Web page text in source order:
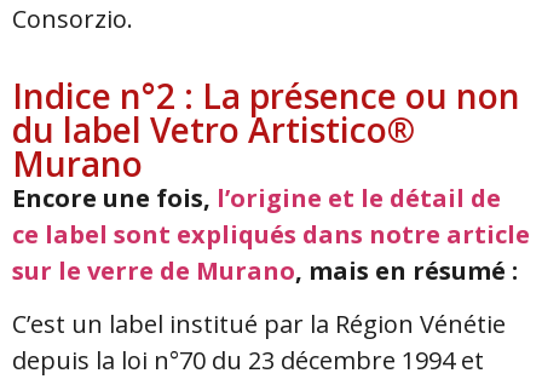
Consorzio.
Indice n°2 : La présence ou non
du label Vetro Artistico®
Murano
Encore une fois, l’origine et le détail de
ce label sont expliqués dans notre article
sur le verre de Murano, mais en résumé :
C’est un label institué par la Région Vénétie
depuis la loi n°70 du 23 décembre 1994 et